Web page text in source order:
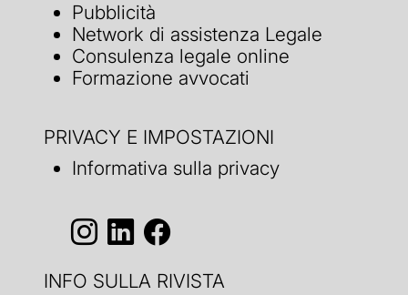
Pubblicità
Network di assistenza Legale
Consulenza legale online
Formazione avvocati
PRIVACY E IMPOSTAZIONI
Informativa sulla privacy
INFO SULLA RIVISTA